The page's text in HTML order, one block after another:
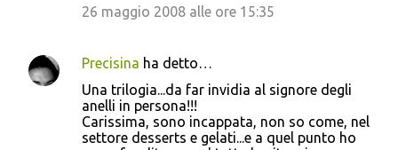
26 maggio 2008 alle ore 15:35
Precisina ha detto…
Una trilogia...da far invidia al signore degli
anelli in persona!!!
Carissima, sono incappata, non so come, nel
settore desserts e gelati...e a quel punto ho